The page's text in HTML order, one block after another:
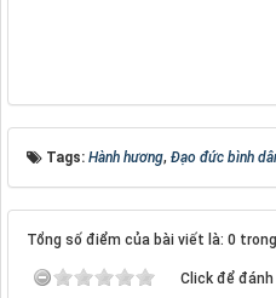
Tags: Hành hương, Đạo đức bình
Tổng số điểm của bài viết là: 0
Click để